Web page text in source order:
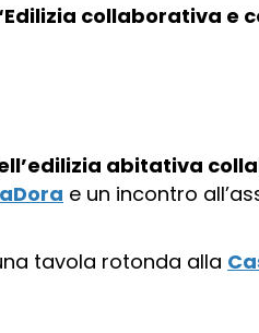
collaborativa e
abitativa
e un incontro
tavola rotonda alla